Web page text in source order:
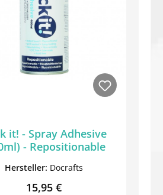
it! - Spray Adhesive
- Repositionable
Hersteller: Docrafts
Regulärer Preis:
15,95 €